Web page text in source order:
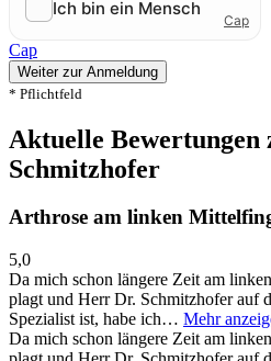
Cap
Weiter zur Anmeldung
* Pflichtfeld
Aktuelle
Schmitzhofer
Arthrose am linken
5,0
Da mich schon längere Zeit am
plagt und Herr Dr. Schmitzhofer auf
Spezialist ist, habe ich… Mehr
Da mich schon längere Zeit am